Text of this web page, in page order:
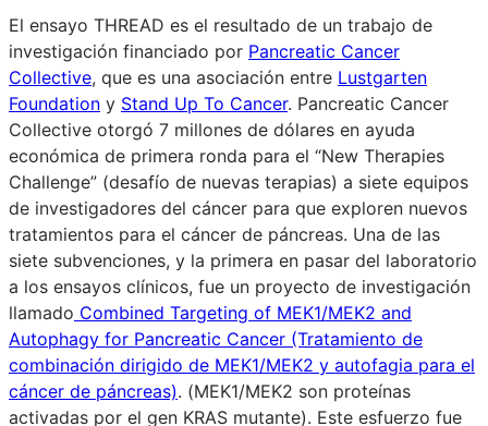
El ensayo THREAD es el resultado de un trabajo de
investigación financiado por Pancreatic Cancer
Collective, que es una asociación entre Lustgarten
Foundation y Stand Up To Cancer. Pancreatic Cancer
Collective otorgó 7 millones de dólares en ayuda
económica de primera ronda para el “New Therapies
Challenge” (desafío de nuevas terapias) a siete equipos
de investigadores del cáncer para que exploren nuevos
tratamientos para el cáncer de páncreas. Una de las
siete subvenciones, y la primera en pasar del laboratorio
a los ensayos clínicos, fue un proyecto de investigación
llamado Combined Targeting of MEK1/MEK2 and
Autophagy for Pancreatic Cancer (Tratamiento de
combinación dirigido de MEK1/MEK2 y autofagia para el
cáncer de páncreas). (MEK1/MEK2 son proteínas
activadas por el gen KRAS mutante). Este esfuerzo fue